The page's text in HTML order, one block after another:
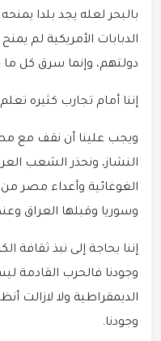
بالبحر لعله يجد بلدا
الدبابات الأمريكية لم
دولتهم، وإنما سرق كل
إننا أمام تجارب كثيره
ويجب علينا أن نقف مع
النشاز، ونحذر الشعب
الغوغائية وأعداء مصر من
وسوريا وقبلها العراق
إننا بحاجة إلى نبذ ثقافة
وجودنا فالحرب القادمة
الديمقراطية ولا لازالت
وجودنا.